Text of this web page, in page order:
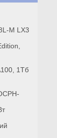
M LX3
1Тб